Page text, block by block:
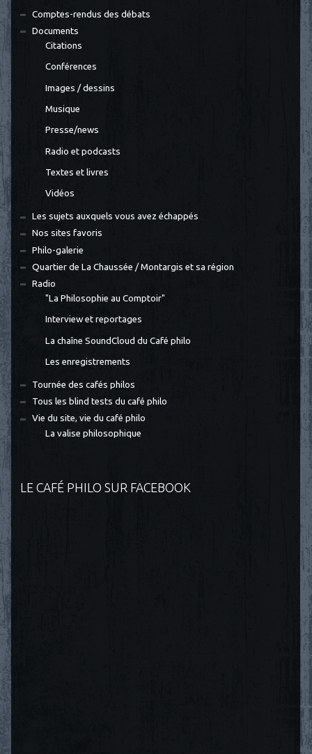
Comptes-rendus des débats
Documents
Citations
Conférences
Images / dessins
Musique
Presse/news
Radio et podcasts
Textes et livres
Vidéos
Les sujets auxquels vous avez échappés
Nos sites favoris
Philo-galerie
Quartier de La Chaussée / Montargis et sa région
Radio
"La Philosophie au Comptoir"
Interview et reportages
La chaîne SoundCloud du Café philo
Les enregistrements
Tournée des cafés philos
Tous les blind tests du café philo
Vie du site, vie du café philo
La valise philosophique
LE CAFÉ PHILO SUR FACEBOOK